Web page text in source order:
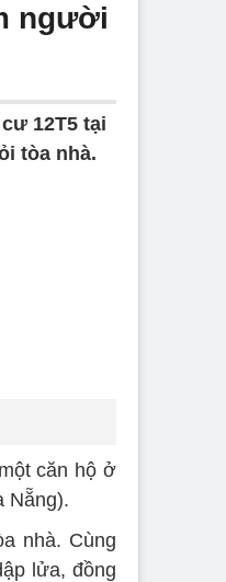
người
12T5 tại
tòa nhà.
căn hộ ở
Nẵng).
nhà. Cùng
lửa, đồng